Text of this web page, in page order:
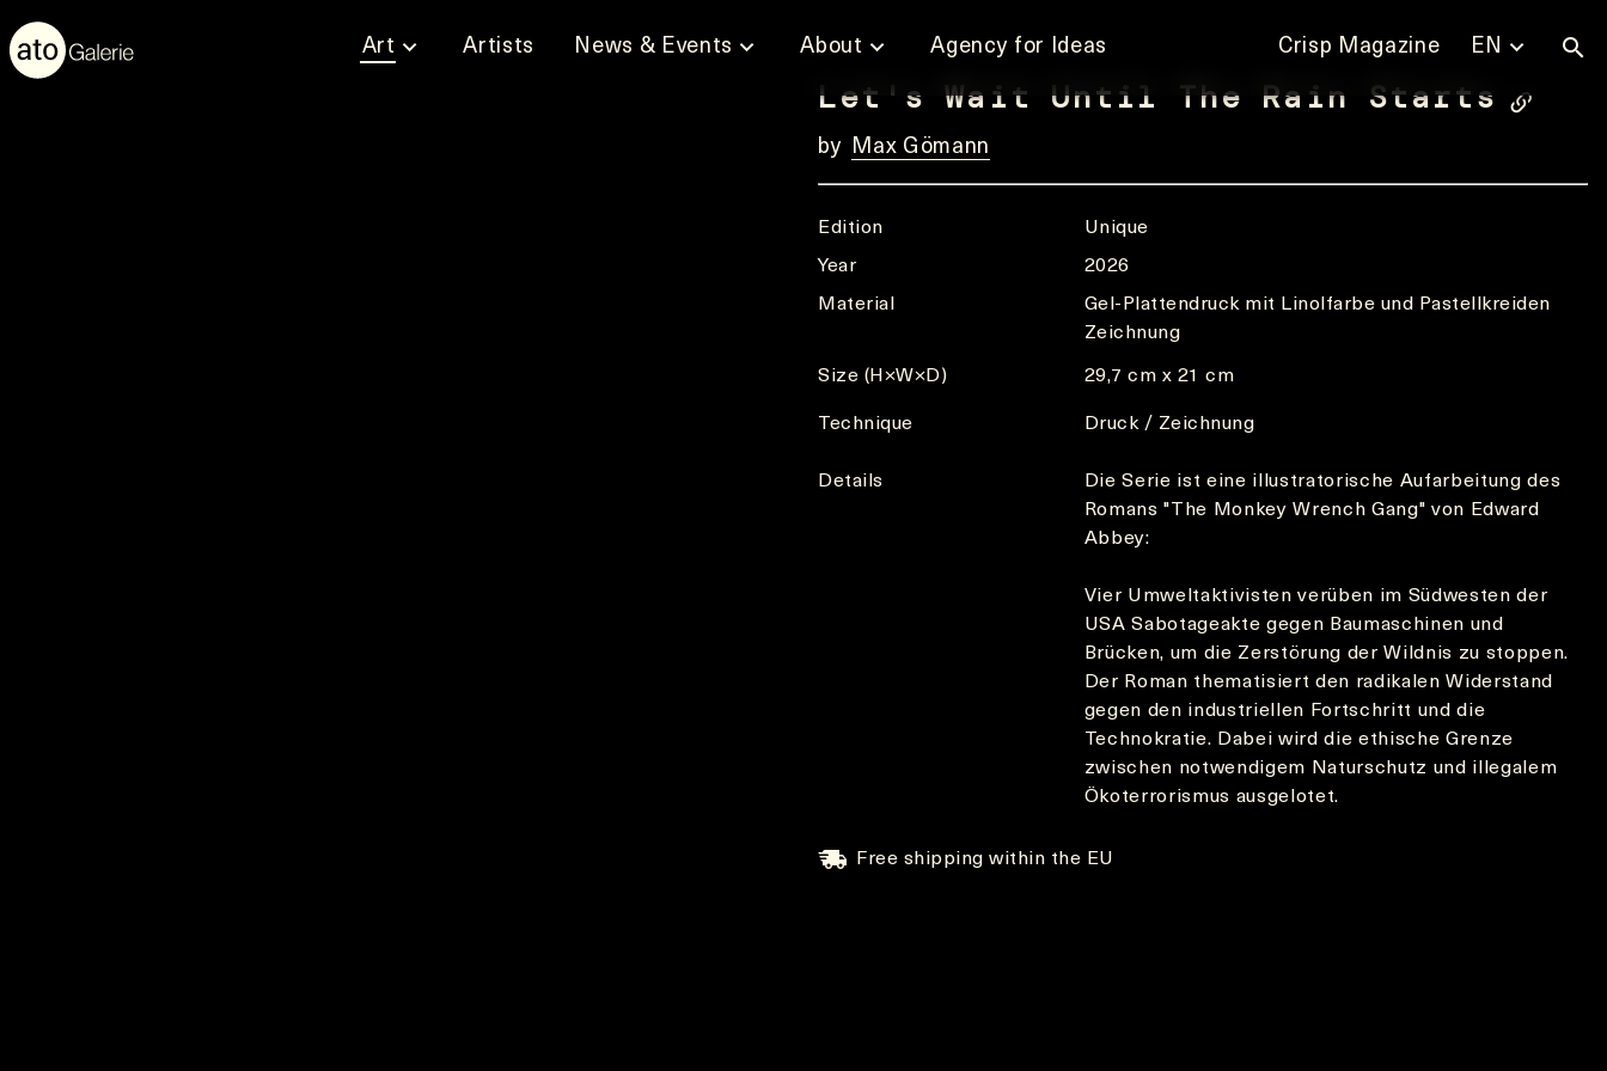
Art Artists News & Events About Agency for Ideas Crisp Magazine EN
Let's Wait Until The Rain Starts
by Max Gömann
Edition
Unique
Year
2026
Material
Gel-Plattendruck mit Linolfarbe und Pastellkreiden
Zeichnung
Size (H×W×D) 29,7 cm x 21 cm
Technique Druck / Zeichnung
Details
Die Serie ist eine illustratorische Aufarbeitung des
Romans "The Monkey Wrench Gang" von Edward
Abbey:
Vier Umweltaktivisten verüben im Südwesten der
USA Sabotageakte gegen Baumaschinen und
Brücken, um die Zerstörung der Wildnis zu stoppen.
Der Roman thematisiert den radikalen Widerstand
gegen den industriellen Fortschritt und die
Technokratie. Dabei wird die ethische Grenze
zwischen notwendigem Naturschutz und illegalem
Ökoterrorismus ausgelotet.
Free shipping within the EU